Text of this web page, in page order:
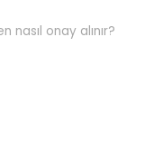
onay alınır?